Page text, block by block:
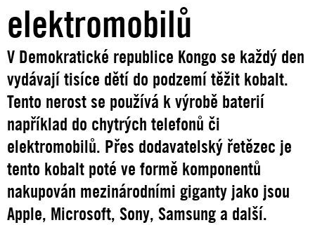
elektromobilů
V Demokratické republice Kongo se každý den
vydávají tisíce dětí do podzemí těžit kobalt.
Tento nerost se používá k výrobě baterií
například do chytrých telefonů či
elektromobilů. Přes dodavatelský řetězec je
tento kobalt poté ve formě komponentů
nakupován mezinárodními giganty jako jsou
Apple, Microsoft, Sony, Samsung a další.